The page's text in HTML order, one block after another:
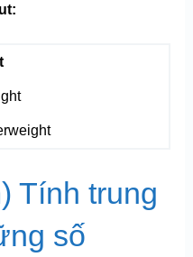
Tính trung
số